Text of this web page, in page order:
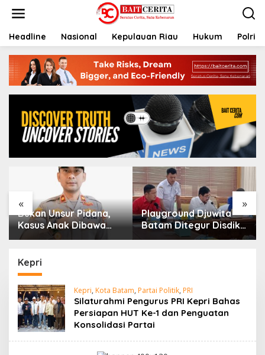
t
Headline Nasional Kepulauan Riau Hukum Polri
« »
Bukan Unsur Pidana,
Kasus Anak Dibawa
Tanpa Izin di Lubuk
Playground Djuwita
Batam Ditegur Disdik,
Komisi IV DPRD
Kepri
Kepri, Kota Batam, Partai Politik, PRI
Silaturahmi Pengurus PRI Kepri Bahas
Persiapan HUT Ke-1 dan Penguatan
Konsolidasi Partai